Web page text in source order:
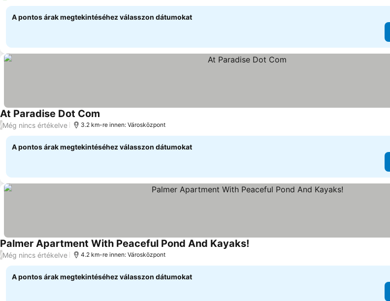
A pontos árak megtekintéséhez válasszon dátumokat
At Paradise Dot Com
/Még nincs értékelve 3.2 km-re innen: Városközpont
A pontos árak megtekintéséhez válasszon dátumokat
Palmer Apartment With Peaceful Pond And Kayaks!
/Még nincs értékelve 4.2 km-re innen: Városközpont
A pontos árak megtekintéséhez válasszon dátumokat